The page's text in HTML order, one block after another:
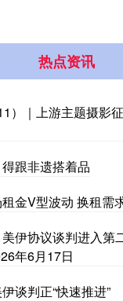
热点资讯
）｜上游主题摄
跟非遗搭着品
金V型波动 换租需
伊协议谈判进入第
年6月17日
谈判正“快速推进”